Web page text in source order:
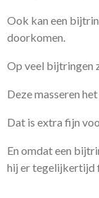
Ook kan een
doorkomen.
Op veel bijtringen
Deze masseren
Dat is extra fijn
En omdat een
hij er tegelijkertijd